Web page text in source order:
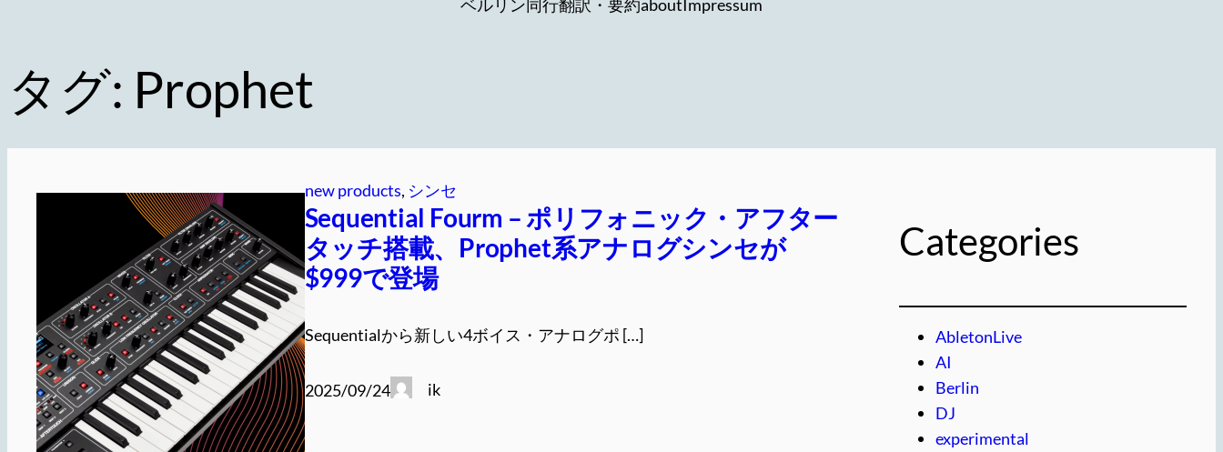
ベルリン同行翻訳・要約aboutImpressum
タグ: Prophet
new products, シンセ
Sequential Fourm – ポリフォニック・アフター
タッチ搭載、Prophet系アナログシンセが
$999で登場
Sequentialから新しい4ボイス・アナログポ […]
2025/09/24 ik
Categories
AbletonLive
AI
Berlin
DJ
experimental